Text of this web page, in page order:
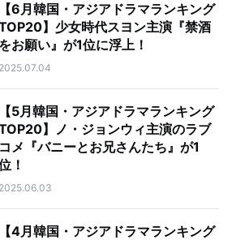
【6月韓国・アジアドラマランキング
】少女時代スヨン主演『禁酒
をお願い』が1位に浮上！
2025.07.04
【5月韓国・アジアドラマランキング
】ノ・ジョンウィ主演のラブ
コメ『バニーとお兄さんたち』が1
！
2025.06.03
【4月韓国・アジアドラマランキング